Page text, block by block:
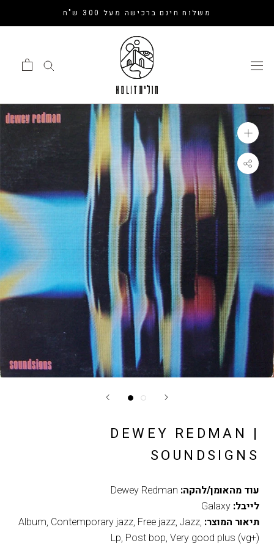
משלוח חינם ברכישה מעל 300 ש"ח
DEWEY REDMAN |
SOUNDSIGNS
עוד מהאומן/להקה: Dewey Redman
לייבל: Galaxy
תיאור המוצר:
Album, Contemporary jazz, Free jazz, Jazz,
Lp, Post bop, Very good plus (vg+)